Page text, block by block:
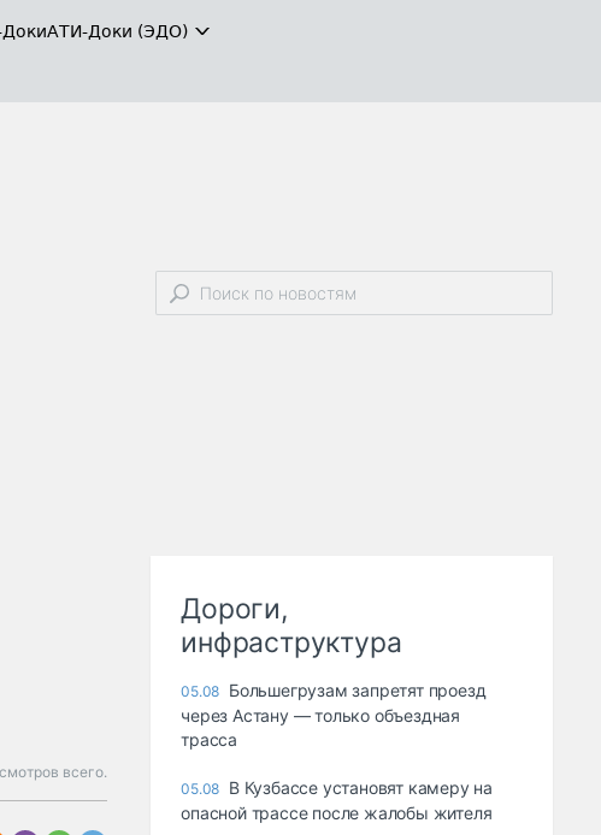
АТИ-Доки (ЭДО)
всего.
Дороги,
инфраструктура
05.08 Большегрузам запретят проезд
через Астану — только объездная
трасса
05.08 В Кузбассе установят камеру на
опасной трассе после жалобы жителя